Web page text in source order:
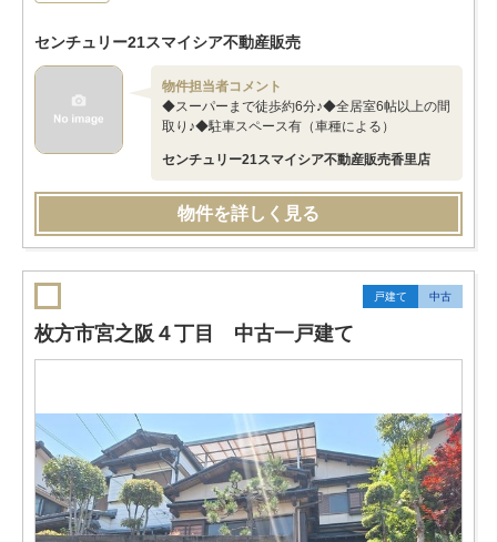
センチュリー21スマイシア不動産販売
物件担当者コメント
◆スーパーまで徒歩約6分♪◆全居室6帖以上の間
取り♪◆駐車スペース有（車種による）
センチュリー21スマイシア不動産販売香里店
物件を詳しく見る
戸建て 中古
枚方市宮之阪４丁目 中古一戸建て